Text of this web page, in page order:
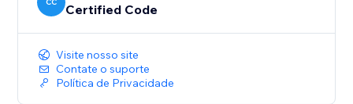
CC Certified Code
Visite nosso site
Contate o suporte
Política de Privacidade